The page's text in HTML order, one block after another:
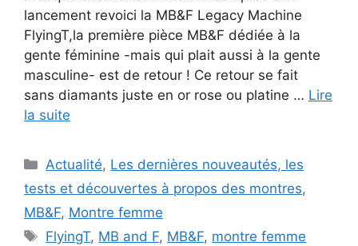
lancement revoici la MB&F Legacy Machine
FlyingT,la première pièce MB&F dédiée à la
gente féminine -mais qui plait aussi à la gente
masculine- est de retour ! Ce retour se fait
sans diamants juste en or rose ou platine … Lire
la suite
Catégories
Actualité, Les dernières nouveautés, les
tests et découvertes à propos des montres,
MB&F, Montre femme
Étiquettes
FlyingT, MB and F, MB&F, montre femme